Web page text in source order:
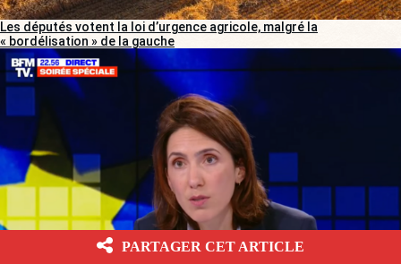
Les députés votent la loi d’urgence agricole, malgré la
« bordélisation » de la gauche
PARTAGER CET ARTICLE